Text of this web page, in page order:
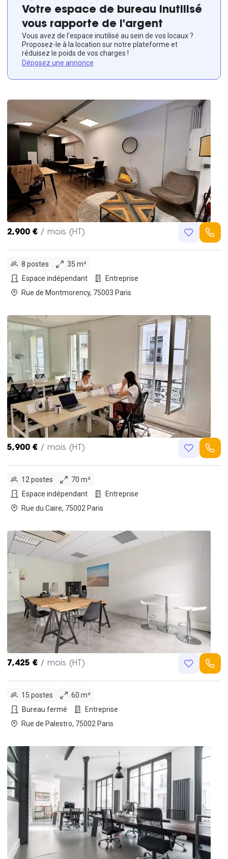
Votre espace de bureau inutilisé
vous rapporte de l'argent
Vous avez de l'espace inutilisé au sein de vos locaux ?
Proposez-le à la location sur notre plateforme et
réduisez le poids de vos charges !
Déposez une annonce
2,900 € / mois (HT)
8 postes
35 m²
Espace indépendant
Entreprise
Rue de Montmorency, 75003 Paris
5,900 € / mois (HT)
12 postes
70 m²
Espace indépendant
Entreprise
Rue du Caire, 75002 Paris
7,425 € / mois (HT)
15 postes
60 m²
Bureau fermé
Entreprise
Rue de Palestro, 75002 Paris